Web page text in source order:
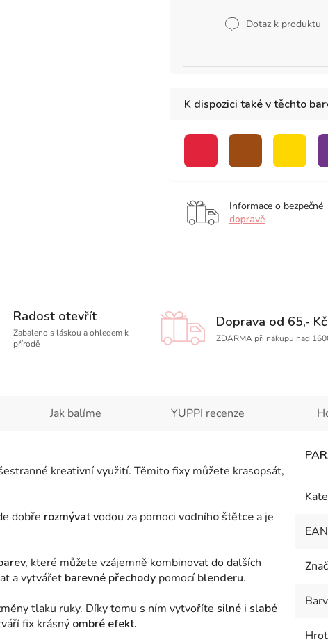
Dotaz k produktu
K dispozici také v těchto
Informace o bezpečné
dopravě
Radost otevřít
Zabaleno s láskou a ohledem k
přírodě
Doprava od 65,- Kč
ZDARMA při nákupu nad
Jak balíme YUPPI recenze
kreativní využití. Těmito fixy můžete krasopsát,
dobře rozmývatvodou za pomoci vodního štětce a je
které můžete vzájemně kombinovat do dalších
a vytvářet barevné přechody pomocí blenderu.
tlaku ruky. Díky tomu s ním vytvoříte silné i slabé
fix krásný ombré efekt.
EAN
Hrot